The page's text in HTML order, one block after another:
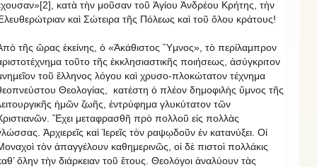
κατὰ τὴν μοῦσαν τοῦ Ἁγίου Ἀνδρέου Κρήτης, τὴν
καὶ Σώτειρα τῆς Πόλεως καὶ τοῦ ὅλου κράτους!
τῆς ὥρας ἐκείνης, ὁ «Ἀκάθιστος Ὕμνος», τὸ περίλαμπρον
τοῦτο τῆς ἐκκλησιαστικῆς ποιήσεως, ἀσύγκριτον
τοῦ ἕλληνος λόγου καὶ χρυσο-πλοκώτατον τέχνημα
Θεολογίας, κατέστη ὁ πλέον δημοφιλὴς ὕμνος τῆς
ἡμῶν ζωῆς, ἐντρύφημα γλυκύτατον τῶν
Ἔχει μεταφρασθῆ πρὸ πολλοῦ εἰς πολλὰς
Ἀρχιερεῖς καὶ Ἱερεῖς τὸν ραψῳδοῦν ἐν κατανύξει. Οἱ
τὸν ἀπαγγέλουν καθημερινῶς, οἱ δὲ πιστοὶ πολλάκις
ὅλην τὴν διάρκειαν τοῦ ἔτους. Θεολόγοι ἀναλύουν τὰς